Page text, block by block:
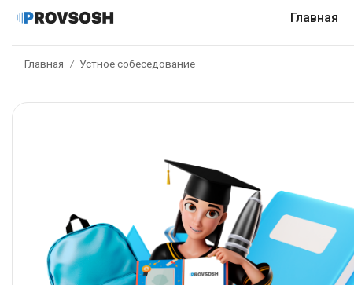
Главная
Главная / Устное собеседование